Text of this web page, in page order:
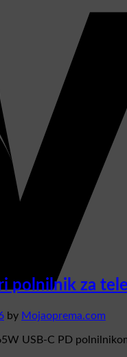
polnilnik za
by Mojaoprema.com
USB-C PD